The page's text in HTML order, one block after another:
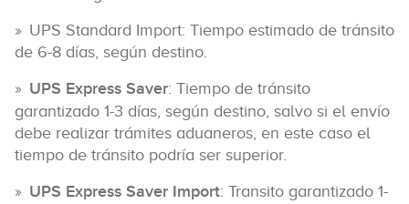
UPS Standard Import: Tiempo estimado de tránsito
de 6-8 días, según destino.
UPS Express Saver: Tiempo de tránsito
garantizado 1-3 días, según destino, salvo si el envío
debe realizar trámites aduaneros, en este caso el
tiempo de tránsito podría ser superior.
UPS Express Saver Import: Transito garantizado 1-